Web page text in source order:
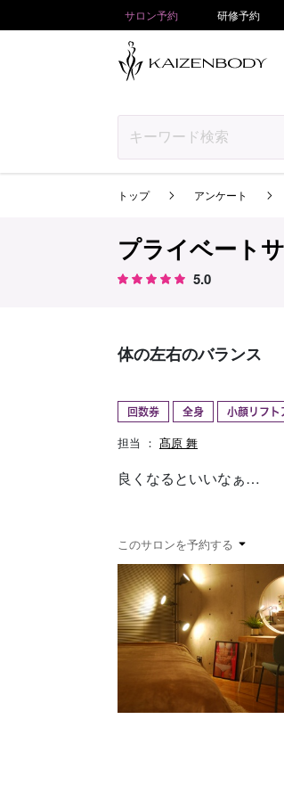
サロン予約 研修予約
予約確認
トップ アンケート
プライベート
5.0
体の左右のバランス
回数券 全身 小顔リフト
担当 ： 髙原 舞
良くなるといいなぁ…
このサロンを予約する